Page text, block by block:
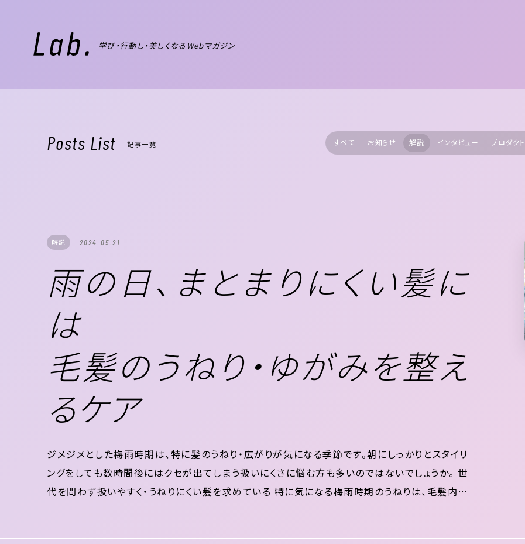
学び・行動し・美しくなるWebマガジン
Posts List 記事一覧 すべて お知らせ 解説 インタビュー プロダクト
解説 2024.05.21
雨の日、まとまりにくい髪に
は
毛髪のうねり・ゆがみを整え
るケア
ジメジメとした梅雨時期は、特に髪のうねり・広がりが気になる季節です。朝にしっかりとスタイリ
ングをしても数時間後にはクセが出てしまう扱いにくさに悩む方も多いのではないでしょうか。 世
代を問わず扱いやすく・うねりにくい髪を求めている 特に気になる梅雨時期のうねりは、毛髪内部